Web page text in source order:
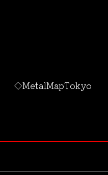
◇MetalMapTokyo